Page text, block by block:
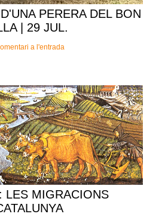
PERERA DEL BON
| 29 JUL.
a l'entrada
LES MIGRACIONS